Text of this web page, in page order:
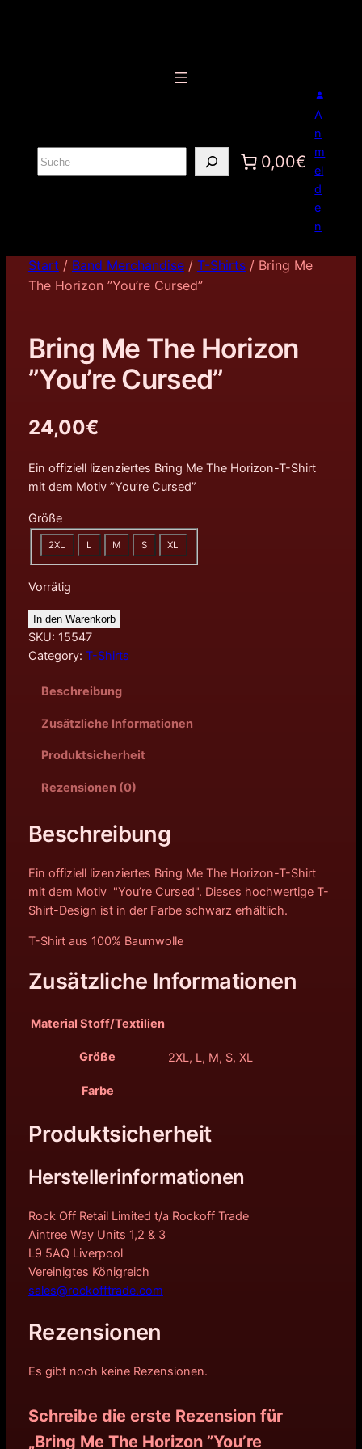
S
u
0,00€
A
n
m
el
d
e
n
Start / Band Merchandise/ T-Shirts/ Bring Me
The Horizon ”You’re Cursed”
Bring Me The Horizon
”You’re Cursed”
24,00€
Ein offiziell lizenziertes Bring Me The Horizon-T-Shirt
mit dem Motiv ”You’re Cursed”
Größe
2XL L M S XL
Vorrätig
In den Warenkorb
SKU: 15547
Category: T-Shirts
Beschreibung
Zusätzliche Informationen
Produktsicherheit
Rezensionen (0)
Beschreibung
Ein offiziell lizenziertes Bring Me The Horizon-T-Shirt
mit dem Motiv "You’re Cursed". Dieses hochwertige T-
Shirt-Design ist in der Farbe schwarz erhältlich.
T-Shirt aus 100% Baumwolle
Zusätzliche Informationen
Material Stoff/Textilien
Größe 2XL, L, M, S, XL
Farbe
Produktsicherheit
Herstellerinformationen
Rock Off Retail Limited t/a Rockoff Trade
Aintree Way Units 1,2 & 3
L9 5AQ Liverpool
Vereinigtes Königreich
sales@rockofftrade.com
Rezensionen
Es gibt noch keine Rezensionen.
Schreibe die erste Rezension für
„Bring Me The Horizon ”You’re